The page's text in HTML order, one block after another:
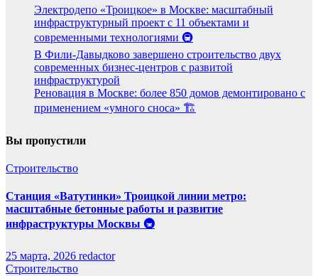
Электродепо «Троицкое» в Москве: масштабный
инфраструктурный проект с 11 объектами и
современными технологиями 🚇
В Фили-Давыдково завершено строительство двух
современных бизнес-центров с развитой
инфраструктурой
Реновация в Москве: более 850 домов демонтировано с
применением «умного сноса» 🏗️
Вы пропустили
Строительство
Станция «Ватутинки» Троицкой линии метро:
масштабные бетонные работы и развитие
инфраструктуры Москвы 🚇
25 марта, 2026 redactor
Строительство